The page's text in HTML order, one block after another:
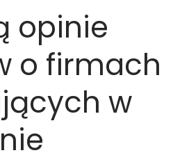
opinie
o firmach
w